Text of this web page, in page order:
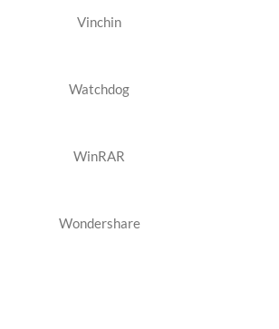
Vinchin
Watchdog
WinRAR
Wondershare